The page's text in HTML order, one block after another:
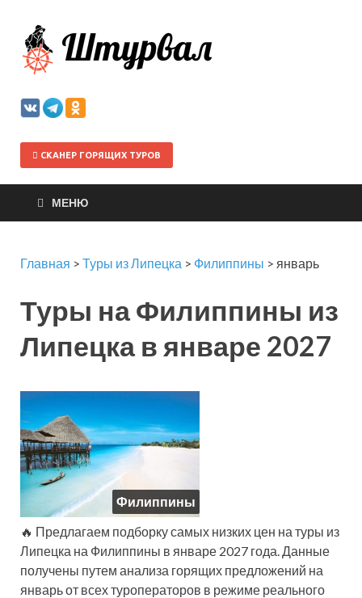
СКАНЕР ГОРЯЩИХ ТУРОВ
МЕНЮ
Главная > Туры из Липецка > Филиппины > январь
Туры на Филиппины из
Липецка в январе 2027
Филиппины
🔥 Предлагаем подборку самых низких цен на туры из
Липецка на Филиппины в январе 2027 года. Данные
получены путем анализа горящих предложений на
январь от всех туроператоров в режиме реального